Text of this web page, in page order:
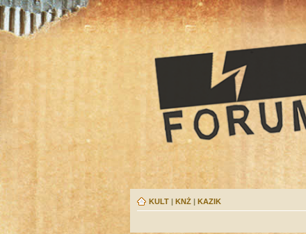
KULT | KNŻ | KAZIK